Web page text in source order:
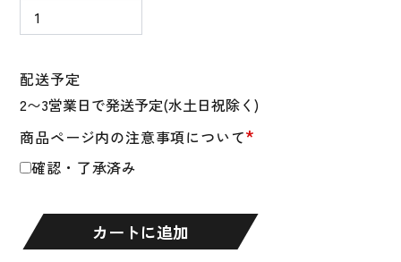
商品ページ内の注意事項について*
確認・了承済み
配送予定
SSK
ロ
ッ
ジ
硬
式
ロ
ー
カートに追加